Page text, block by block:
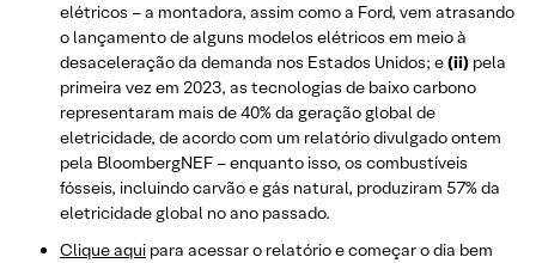
elétricos – a montadora, assim como a Ford, vem atrasando
o lançamento de alguns modelos elétricos em meio à
desaceleração da demanda nos Estados Unidos; e(ii) pela
primeira vez em 2023, as tecnologias de baixo carbono
representaram mais de 40% da geração global de
eletricidade, de acordo com um relatório divulgado ontem
pela BloombergNEF – enquanto isso, os combustíveis
fósseis, incluindo carvão e gás natural, produziram 57% da
eletricidade global no ano passado.
Clique aqui para acessar o relatório e começar o dia bem